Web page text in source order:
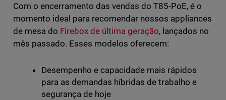
Com o encerramento das vendas do T85-PoE, é o
momento ideal para recomendar nossos appliances
de mesa do Firebox de última geração, lançados no
mês passado. Esses modelos oferecem:
Desempenho e capacidade mais rápidos
para as demandas híbridas de trabalho e
segurança de hoje